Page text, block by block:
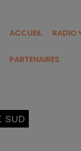
ACCUEIL RADIO
PARTENAIRES
SUD